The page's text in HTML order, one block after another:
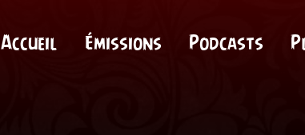
Accueil Émissions Podcasts